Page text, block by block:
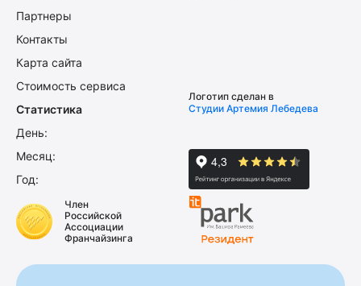
Партнеры
Контакты
Карта сайта
Стоимость сервиса
Статистика
День:
Месяц:
Год:
Логотип сделан в
Студии Артемия Лебедева
Член
Российской
Ассоциации
Франчайзинга